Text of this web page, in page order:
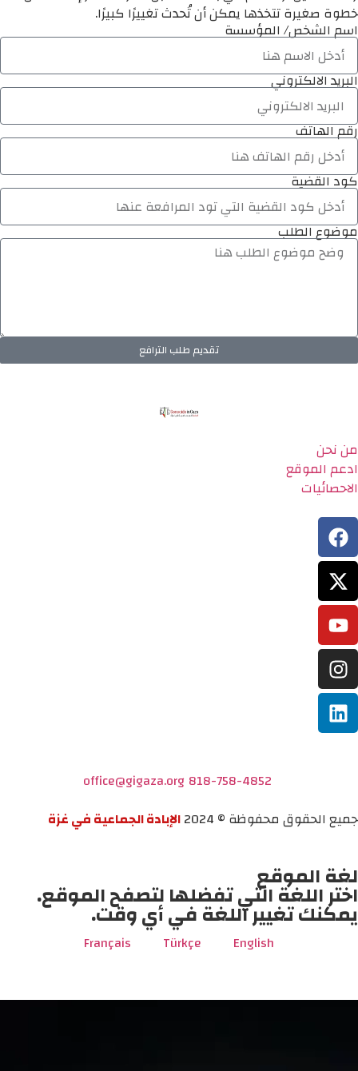
خطوة صغيرة تتخذها يمكن أن تُحدث تغييرًا كبيرًا.
اسم الشخص/ المؤسسة
البريد الالكتروني
رقم الهاتف
كود القضية
موضوع الطلب
تقديم طلب الترافع
من نحن
ادعم الموقع
الاحصائيات
818-758-4852
office@gigaza.org
جميع الحقوق محفوظة © 2024
الإبادة الجماعية في غزة
لغة الموقع
اختر اللغة التي تفضلها لتصفح الموقع.
يمكنك تغيير اللغة في أي وقت.
English
Türkçe
Français